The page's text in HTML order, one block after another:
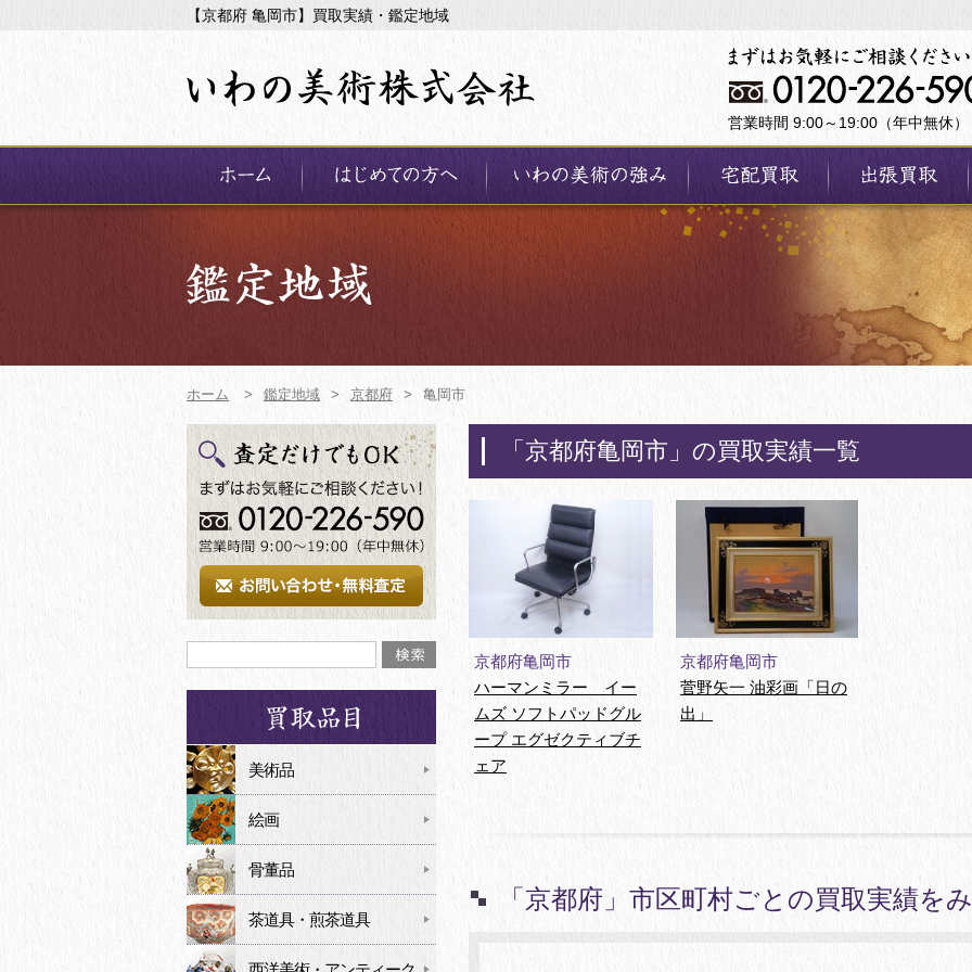
【京都府 亀岡市】買取実績・鑑定地域
営業時間 9:00～19:00（年中無休）
ホーム > 鑑定地域 > 京都府 > 亀岡市
「京都府亀岡市」の買取実績一覧
京都府亀岡市
ハーマンミラー イー
ムズ ソフトパッドグル
ープ エグゼクティブチ
ェア
京都府亀岡市
菅野矢一 油彩画「日の
出」
「京都府」市区町村ごとの買取実績を
美術品
絵画
骨董品
茶道具・煎茶道具